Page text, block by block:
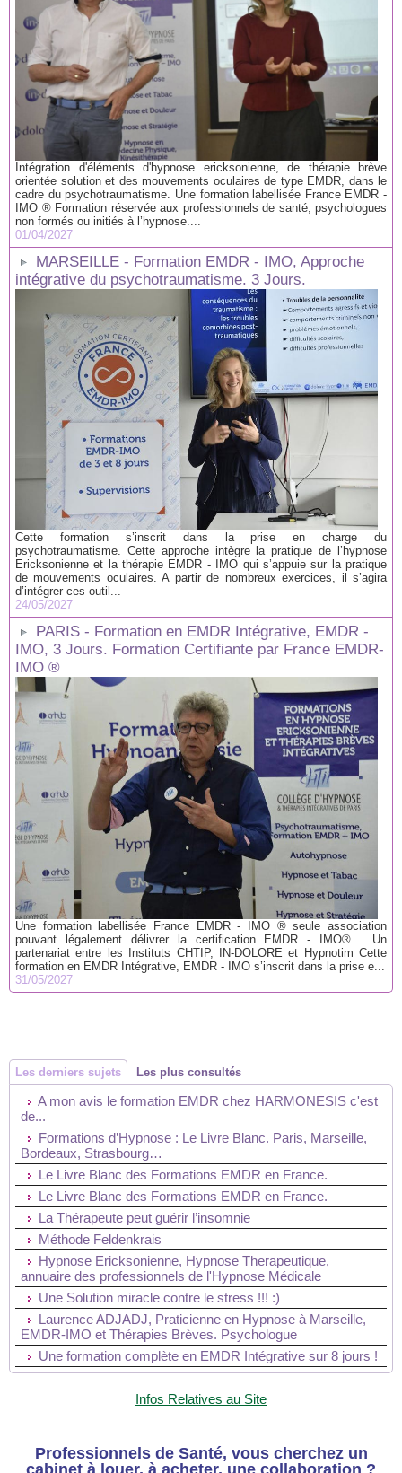
Intégration d'éléments d'hypnose ericksonienne, de thérapie brève
orientée solution et des mouvements oculaires de type EMDR, dans le
cadre du psychotraumatisme. Une formation labellisée France EMDR -
IMO ® Formation réservée aux professionnels de santé, psychologues
non formés ou initiés à l’hypnose....
01/04/2027
MARSEILLE - Formation EMDR - IMO, Approche
intégrative du psychotraumatisme. 3 Jours.
Cette formation s’inscrit dans la prise en charge du
psychotraumatisme. Cette approche intègre la pratique de l’hypnose
Ericksonienne et la thérapie EMDR - IMO qui s’appuie sur la pratique
de mouvements oculaires. A partir de nombreux exercices, il s’agira
d’intégrer ces outil...
24/05/2027
PARIS - Formation en EMDR Intégrative, EMDR -
IMO, 3 Jours. Formation Certifiante par France EMDR-
IMO ®
Une formation labellisée France EMDR - IMO ® seule association
pouvant légalement délivrer la certification EMDR - IMO® . Un
partenariat entre les Instituts CHTIP, IN-DOLORE et Hypnotim Cette
formation en EMDR Intégrative, EMDR - IMO s’inscrit dans la prise e...
31/05/2027
Les derniers sujets Les plus consultés
A mon avis le formation EMDR chez HARMONESIS c'est
de...
Formations d’Hypnose : Le Livre Blanc. Paris, Marseille,
Bordeaux, Strasbourg…
Le Livre Blanc des Formations EMDR en France.
Le Livre Blanc des Formations EMDR en France.
La Thérapeute peut guérir l’insomnie
Méthode Feldenkrais
Hypnose Ericksonienne, Hypnose Therapeutique,
annuaire des professionnels de l'Hypnose Médicale
Une Solution miracle contre le stress !!! :)
Laurence ADJADJ, Praticienne en Hypnose à Marseille,
EMDR-IMO et Thérapies Brèves. Psychologue
Une formation complète en EMDR Intégrative sur 8 jours !
Infos Relatives au Site
Professionnels de Santé, vous cherchez un
cabinet à louer, à acheter, une collaboration ?